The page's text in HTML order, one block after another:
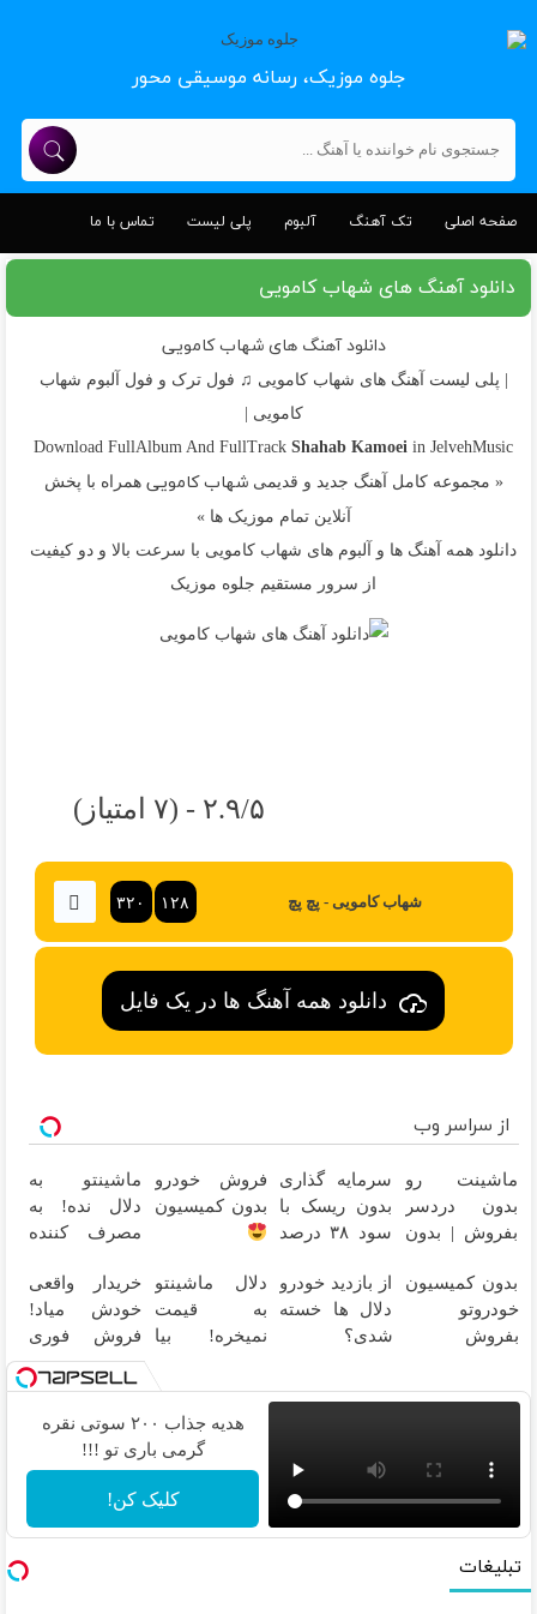
جلوه موزیک، رسانه موسیقی محور
صفحه اصلی تک آهنگ آلبوم پلی لیست تماس با ما
دانلود آهنگ های شهاب کامویی
دانلود آهنگ های شهاب کامویی
| پلی لیست آهنگ های شهاب کامویی ♫ فول ترک و فول آلبوم شهاب
کامویی |
Download FullAlbum And FullTrackShahab Kamoeiin JelvehMusic
« مجموعه کامل آهنگ جدید و قدیمیشهاب کامویی همراه با پخش
آنلاین تمام موزیک ها »
دانلود همه آهنگ ها و آلبوم های شهاب کامویی با سرعت بالا و دو کیفیت
از سرور مستقیم جلوه موزیک
۲.۹/۵ - (۷ امتیاز)
شهاب کامویی - پچ پچ ۱۲۸ ۳۲۰
دانلود همه آهنگ ها در یک فایل
از سراسر وب
ماشینت رو
بدون دردسر
بفروش | بدون
سرمایه گذاری
بدون ریسک با
سود ۳۸ درصد
فروش خودرو
بدون کمیسیون
ماشینتو به
دلال نده! به
مصرف کننده
پاسخ به یک
تماس
بدون کمیسیون
خودروتو
بفروش
از بازدید خودرو
دلال ها خسته
شدی؟
ماشینت رو
دلال ماشینتو
به قیمت
نمیخره! بیا
بفروش*فقط
خریدار واقعی*
خریدار واقعی
خودش میاد!
فروش فوری
ماشین در
همراه مکانیک
هدیه جذاب ۲۰۰ سوتی نقره
گرمی باری تو !!!
کلیک کن!
تبلیغات